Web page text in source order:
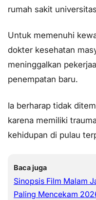
rumah sakit
Untuk memenuhi
dokter kesehatan
meninggalkan
penempatan baru.
Ia berharap tidak
karena memiliki
kehidupan di pulau
Baca juga
Sinopsis Film Malam
Paling Mencekam